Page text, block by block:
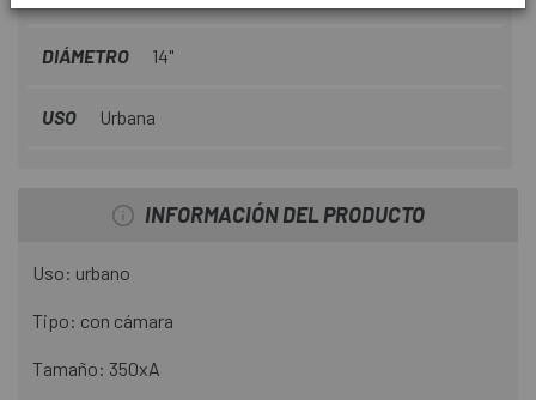
DIÁMETRO 14"
USO Urbana
INFORMACIÓN DEL PRODUCTO
Uso: urbano
Tipo: con cámara
Tamaño: 350xA